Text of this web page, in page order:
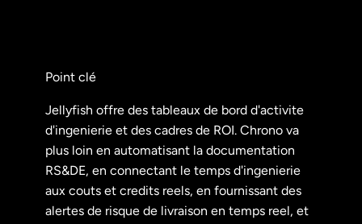
Point clé
Jellyfish offre des tableaux de bord d'activite
d'ingenierie et des cadres de ROI. Chrono va
plus loin en automatisant la documentation
RS&DE, en connectant le temps d'ingenierie
aux couts et credits reels, en fournissant des
alertes de risque de livraison en temps reel, et